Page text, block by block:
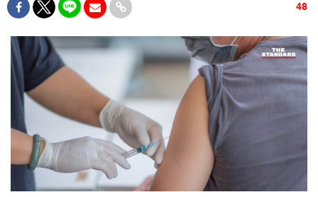
48